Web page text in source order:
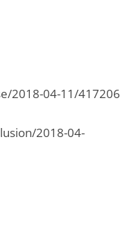
2018-04-11/417206
2018-04-